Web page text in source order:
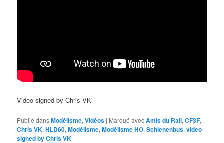
Video signed by Chris VK
Publié dansModélisme,Vidéos | Marqué avecAmis du Rail,CF3F,
Chris VK,HLD60,Modélisme,Modélisme HO,Schienenbus,video
signed by Chris VK